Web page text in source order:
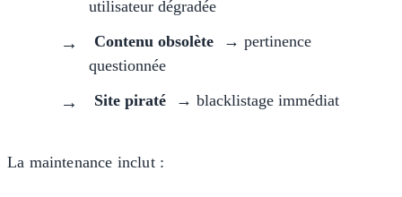
utilisateur dégradée
Contenu obsolète
→ pertinence
questionnée
Site piraté
→ blacklistage immédiat
La maintenance inclut :